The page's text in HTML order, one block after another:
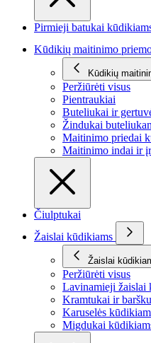
Pirmieji batukai
Kūdikių maitinimo
Kūdikių
Peržiūrėti visus
Pientraukiai
Buteliukai ir
Žindukai
Maitinimo priedai
Maitinimo indai ir
Čiulptukai
Žaislai kūdikiams
Žaislai
Peržiūrėti visus
Lavinamieji žaislai
Kramtukai ir
Karuselės
Migdukai